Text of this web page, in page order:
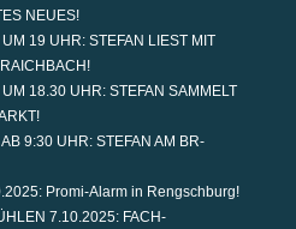
NEUES!
19 UHR: STEFAN LIEST MIT
18.30 UHR: STEFAN SAMMELT
9:30 UHR: STEFAN AM BR-
Promi-Alarm in Rengschburg!
7.10.2025: FACH-